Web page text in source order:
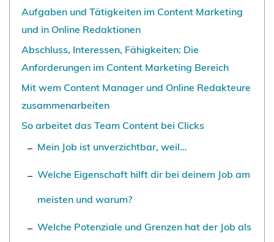
Aufgaben und Tätigkeiten im Content Marketing
und in Online Redaktionen
Abschluss, Interessen, Fähigkeiten: Die
Anforderungen im Content Marketing Bereich
Mit wem Content Manager und Online Redakteure
zusammenarbeiten
So arbeitet das Team Content bei Clicks
Mein Job ist unverzichtbar, weil…
Welche Eigenschaft hilft dir bei deinem Job am
meisten und warum?
Welche Potenziale und Grenzen hat der Job als